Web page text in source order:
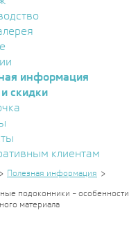
информация
скидки
клиентам
Полезная информация
подоконники – особенности
материала